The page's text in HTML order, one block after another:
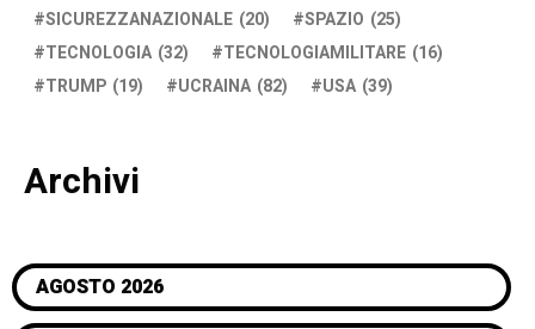
SICUREZZANAZIONALE (20) SPAZIO (25)
TECNOLOGIA (32) TECNOLOGIAMILITARE (16)
TRUMP (19) UCRAINA (82) USA (39)
Archivi
AGOSTO 2026